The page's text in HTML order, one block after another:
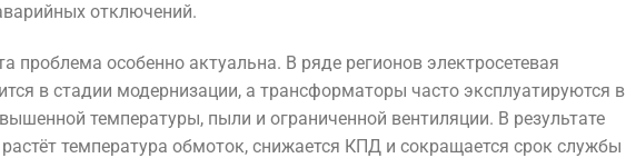
отключений.
проблема особенно актуальна. В ряде регионов электросетевая
в стадии модернизации, а трансформаторы часто эксплуатируются в
температуры, пыли и ограниченной вентиляции. В результате
растёт температура обмоток, снижается КПД и сокращается срок службы